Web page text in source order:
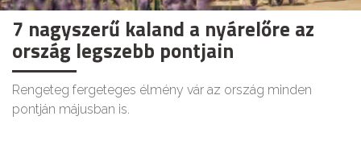
7 nagyszerű kaland a nyárelőre az
ország legszebb pontjain
Rengeteg fergeteges élmény vár az ország minden
pontján májusban is.